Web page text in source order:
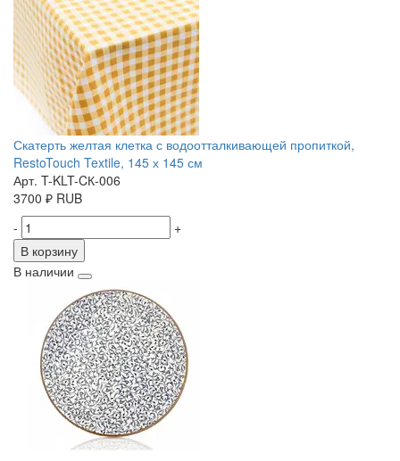
Скатерть желтая клетка с водоотталкивающей пропиткой,
RestoTouch Textile, 145 х 145 см
Арт. T-KLT-CК-006
3700 ₽ RUB
-
+
В корзину
В наличии